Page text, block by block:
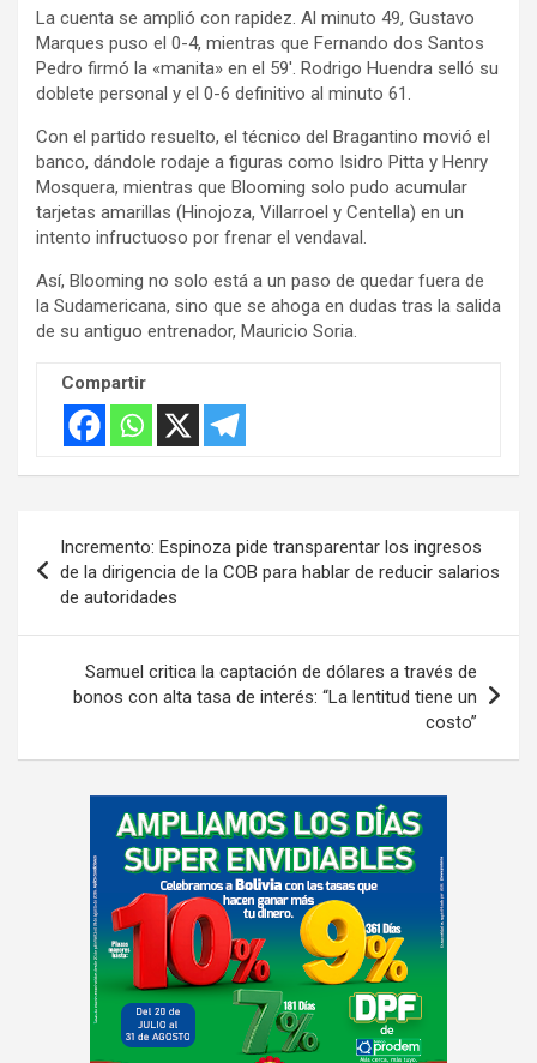
s
e
m
n
t
:
La cuenta se amplió con rapidez. Al minuto 49, Gustavo
Marques puso el 0-4, mientras que Fernando dos Santos
Pedro firmó la «manita» en el 59′. Rodrigo Huendra selló su
doblete personal y el 0-6 definitivo al minuto 61.
Con el partido resuelto, el técnico del Bragantino movió el
banco, dándole rodaje a figuras como Isidro Pitta y Henry
Mosquera, mientras que Blooming solo pudo acumular
tarjetas amarillas (Hinojoza, Villarroel y Centella) en un
intento infructuoso por frenar el vendaval.
Así, Blooming no solo está a un paso de quedar fuera de
la Sudamericana, sino que se ahoga en dudas tras la salida
de su antiguo entrenador, Mauricio Soria.
Compartir
de
entradas
Incremento: Espinoza pide transparentar los ingresos
de la dirigencia de la COB para hablar de reducir salarios
de autoridades
Samuel critica la captación de dólares a través de
bonos con alta tasa de interés: “La lentitud tiene un
costo”